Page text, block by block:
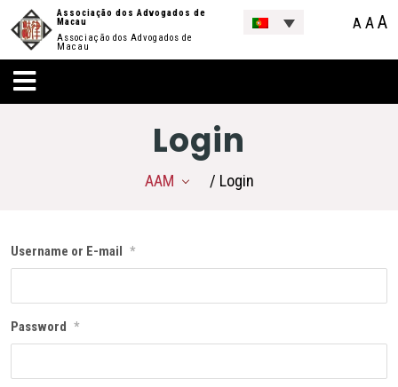
Associação dos Advogados de
Macau
Associação dos Advogados de
Macau
A AA
Login
AAM / Login
Username or E-mail *
Password *